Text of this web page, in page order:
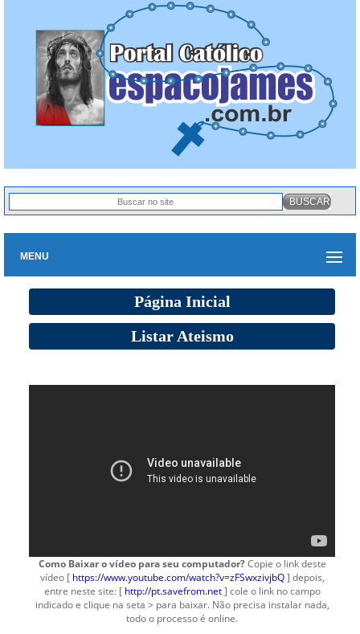
MENU
Página Inicial
Listar Ateismo
Como Baixar o vídeo para seu computador?Copie o link deste
vídeo [https://www.youtube.com/watch?v=zFSwxzivjbQ] depois,
entre neste site: [ http://pt.savefrom.net] cole o link no campo
indicado e clique na seta > para baixar. Não precisa instalar nada,
todo o processo é online.